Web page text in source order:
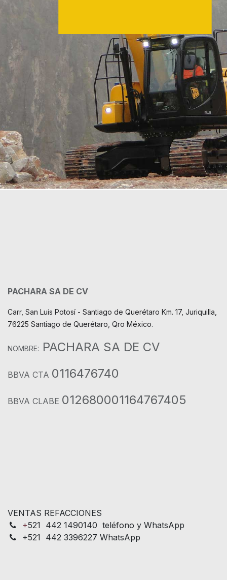
PACHARA SA DE CV
Carr, San Luis Potosí - Santiago de Querétaro Km. 17, Juriquilla,
76225 Santiago de Querétaro, Qro México.
NOMBRE: PACHARA SA DE CV
BBVA CTA 0116476740
BBVA CLABE 012680001164767405
VENTAS REFACCIONES
+521 442 1490140 teléfono y WhatsApp
+521 442 3396227 WhatsApp